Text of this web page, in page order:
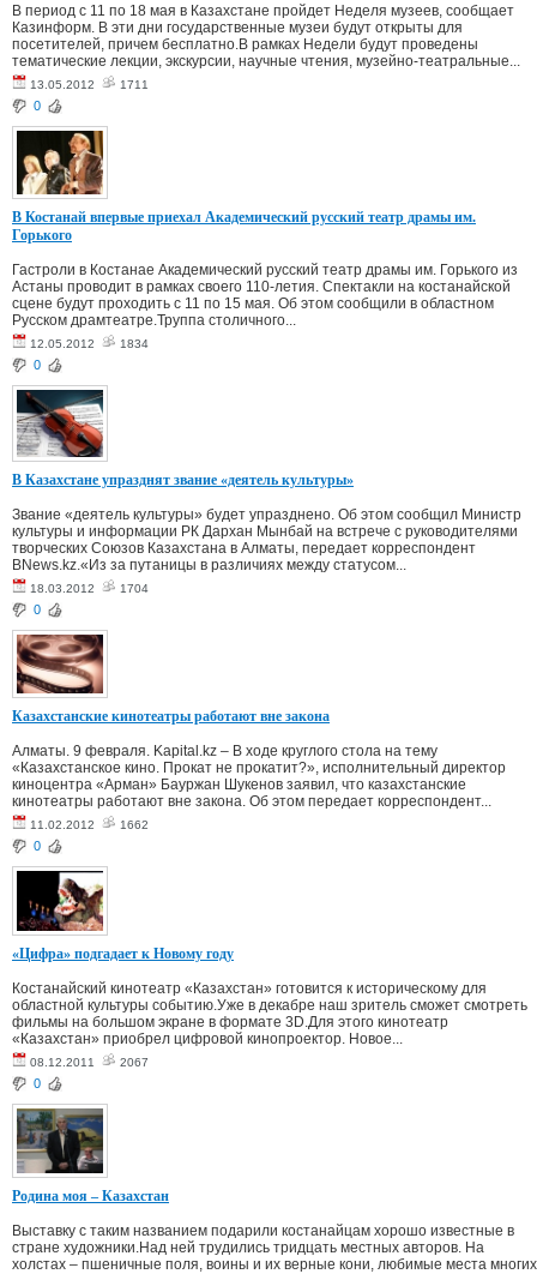
В период с 11 по 18 мая в Казахстане пройдет Неделя музеев, сообщает
Казинформ. В эти дни государственные музеи будут открыты для
посетителей, причем бесплатно.В рамках Недели будут проведены
тематические лекции, экскурсии, научные чтения, музейно-театральные...
13.05.2012 1711
0
В Костанай впервые приехал Академический русский театр драмы им.
Горького
Гастроли в Костанае Академический русский театр драмы им. Горького из
Астаны проводит в рамках своего 110-летия. Спектакли на костанайской
сцене будут проходить с 11 по 15 мая. Об этом сообщили в областном
Русском драмтеатре.Труппа столичного...
12.05.2012 1834
0
В Казахстане упразднят звание «деятель культуры»
Звание «деятель культуры» будет упразднено. Об этом сообщил Министр
культуры и информации РК Дархан Мынбай на встрече с руководителями
творческих Союзов Казахстана в Алматы, передает корреспондент
BNews.kz.«Из за путаницы в различиях между статусом...
18.03.2012 1704
0
Казахстанские кинотеатры работают вне закона
Алматы. 9 февраля. Kapital.kz – В ходе круглого стола на тему
«Казахстанское кино. Прокат не прокатит?», исполнительный директор
киноцентра «Арман» Бауржан Шукенов заявил, что казахстанские
кинотеатры работают вне закона. Об этом передает корреспондент...
11.02.2012 1662
0
«Цифра» подгадает к Новому году
Костанайский кинотеатр «Казахстан» готовится к историческому для
областной культуры событию.Уже в декабре наш зритель сможет смотреть
фильмы на большом экране в формате 3D.Для этого кинотеатр
«Казахстан» приобрел цифровой кинопроектор. Новое...
08.12.2011 2067
0
Родина моя – Казахстан
Выставку с таким названием подарили костанайцам хорошо известные в
стране художники.Над ней трудились тридцать местных авторов. На
холстах – пшеничные поля, воины и их верные кони, любимые места многих